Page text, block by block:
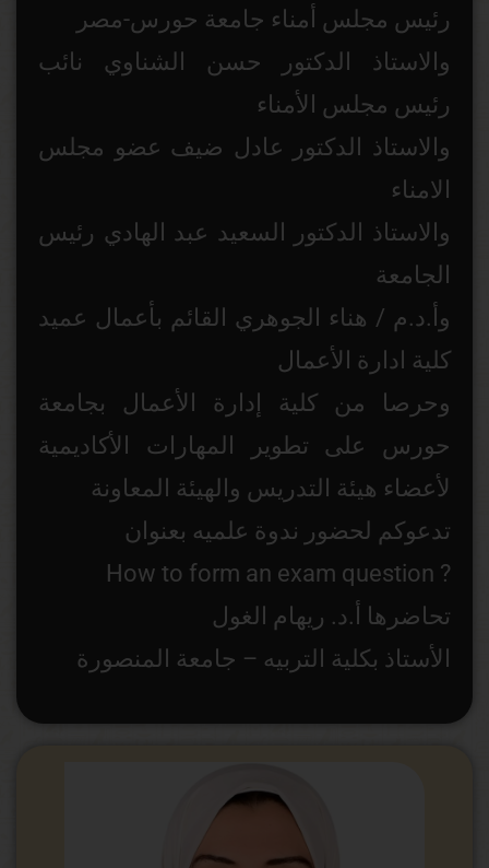
رئيس مجلس أمناء جامعة حورس-مصر
والاستاذ الدكتور حسن الشناوي نائب
رئيس مجلس الأمناء
والاستاذ الدكتور عادل ضيف عضو مجلس
الامناء
والاستاذ الدكتور السعيد عبد الهادي رئيس
الجامعة
وأ.د.م / هناء الجوهري القائم بأعمال عميد
كلية ادارة الأعمال
وحرصا من كلية إدارة الأعمال بجامعة
حورس على تطوير المهارات الأكاديمية
لأعضاء هيئة التدريس والهيئة المعاونة
تدعوكم لحضور ندوة علميه بعنوان
? How to form an exam question
تحاضرها أ.د. ريهام الغول
الأستاذ بكلية التربيه – جامعة المنصورة